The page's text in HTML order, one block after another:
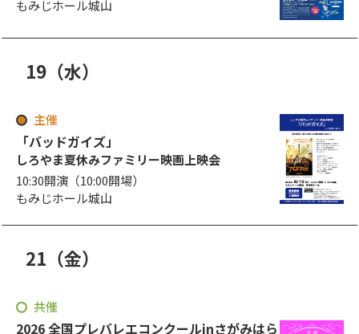
もみじホール城山
19 （水）
主催
「バッドガイズ」
しろやま夏休みファミリー映画上映会
10:30開演（10:00開場）
もみじホール城山
21 （金）
共催
2026 全国プレバレエコンクールinさがみはら